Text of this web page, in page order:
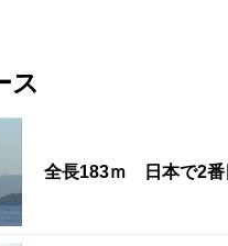
ス
全長183ｍ 日本で2番